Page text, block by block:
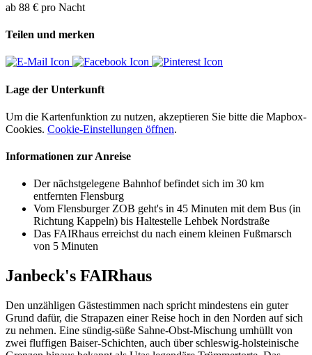
ab 88 € pro Nacht
Teilen und merken
Lage der Unterkunft
Um die Kartenfunktion zu nutzen, akzeptieren Sie bitte die Mapbox-
Cookies. Cookie-Einstellungen öffnen.
Informationen zur Anreise
Der nächstgelegene Bahnhof befindet sich im 30 km
entfernten Flensburg
Vom Flensburger ZOB geht's in 45 Minuten mit dem Bus (in
Richtung Kappeln) bis Haltestelle Lehbek Nordstraße
Das FAIRhaus erreichst du nach einem kleinen Fußmarsch
von 5 Minuten
Janbeck's FAIRhaus
Den unzähligen Gästestimmen nach spricht mindestens ein guter
Grund dafür, die Strapazen einer Reise hoch in den Norden auf sich
zu nehmen. Eine sündig-süße Sahne-Obst-Mischung umhüllt von
zwei fluffigen Baiser-Schichten, auch über schleswig-holsteinische